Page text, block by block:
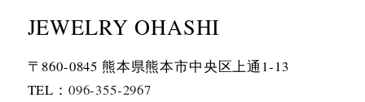
JEWELRY OHASHI
〒860-0845 熊本県熊本市中央区上通1-13
TEL： 096-355-2967